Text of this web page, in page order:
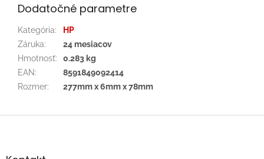
Dodatočné parametre
Kategória:
HP
Záruka:
24 mesiacov
Hmotnosť:
0.283 kg
EAN:
8591849092414
Rozmer: 277mm x 6mm x 78mm
Z